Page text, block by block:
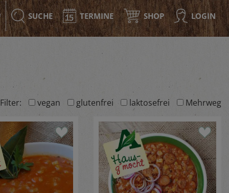
SUCHE TERMINE SHOP LOGIN
Filter: vegan glutenfrei laktosefrei Mehrweg